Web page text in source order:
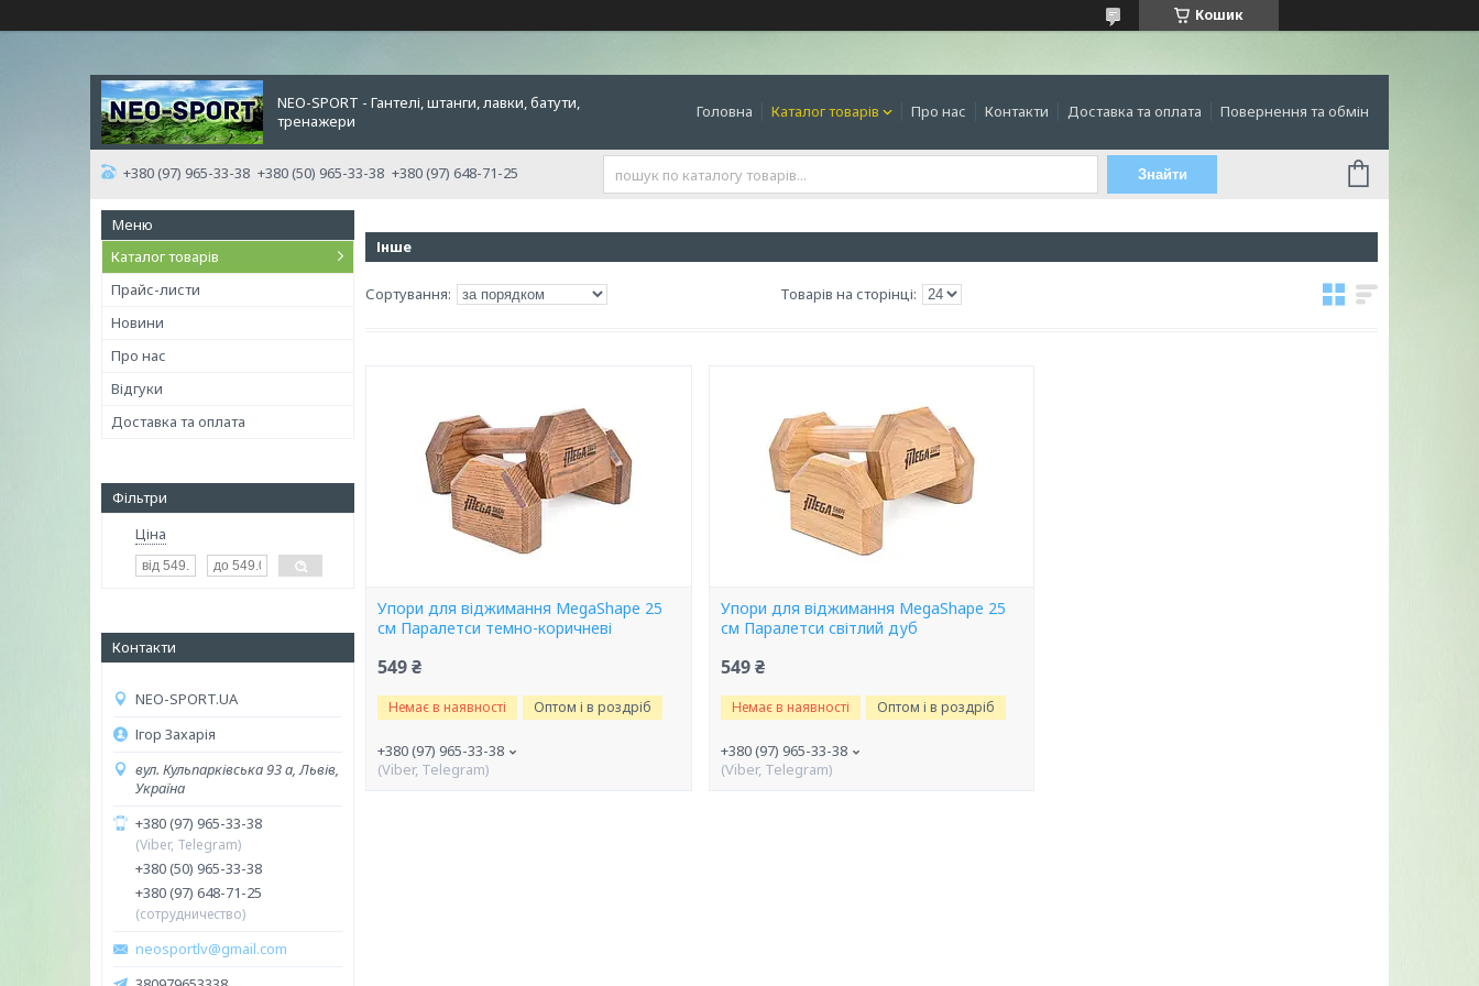
Кошик
NEO-SPORT - Гантелі, штанги, лавки, батути,
тренажери
Головна Каталог товарів Про нас Контакти Доставка та оплата Повернення та обмін
+380 (97) 965-33-38 +380 (50) 965-33-38 +380 (97) 648-71-25 Знайти
Каталог товарів
Прайс-листи
Новини
Про нас
Відгуки
Доставка та оплата
Фільтри
Ціна
Контакти
NEO-SPORT.UA
Ігор Захарія
вул. Кульпарківська 93 а, Львів,
Україна
+380 (97) 965-33-38
(Viber, Telegram)
+380 (50) 965-33-38
+380 (97) 648-71-25
(сотрудничество)
neosportlv@gmail.com
Інше
Упори для віджимання MegaShape 25
см Паралетси темно-коричневі
549 ₴
Немає в наявності Оптом і в роздріб
+380 (97) 965-33-38
(Viber, Telegram)
Упори для віджимання MegaShape 25
см Паралетси світлий дуб
549 ₴
Немає в наявності Оптом і в роздріб
+380 (97) 965-33-38
(Viber, Telegram)